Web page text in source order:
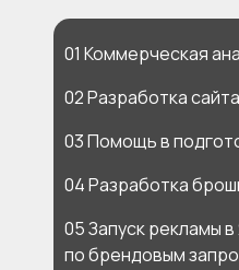
03 Помощь в
02 Разработка
04 Разработка
05 Запуск рекламы
по брендовым
01 Коммерческая